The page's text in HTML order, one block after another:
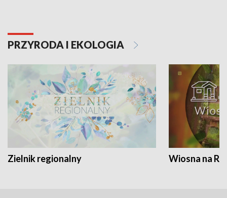
PRZYRODA I EKOLOGIA
Zielnik regionalny Wiosna na